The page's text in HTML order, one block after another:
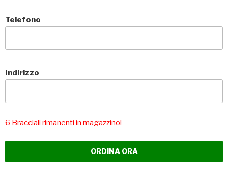
Telefono
Indirizzo
6 Bracciali rimanenti in magazzino!